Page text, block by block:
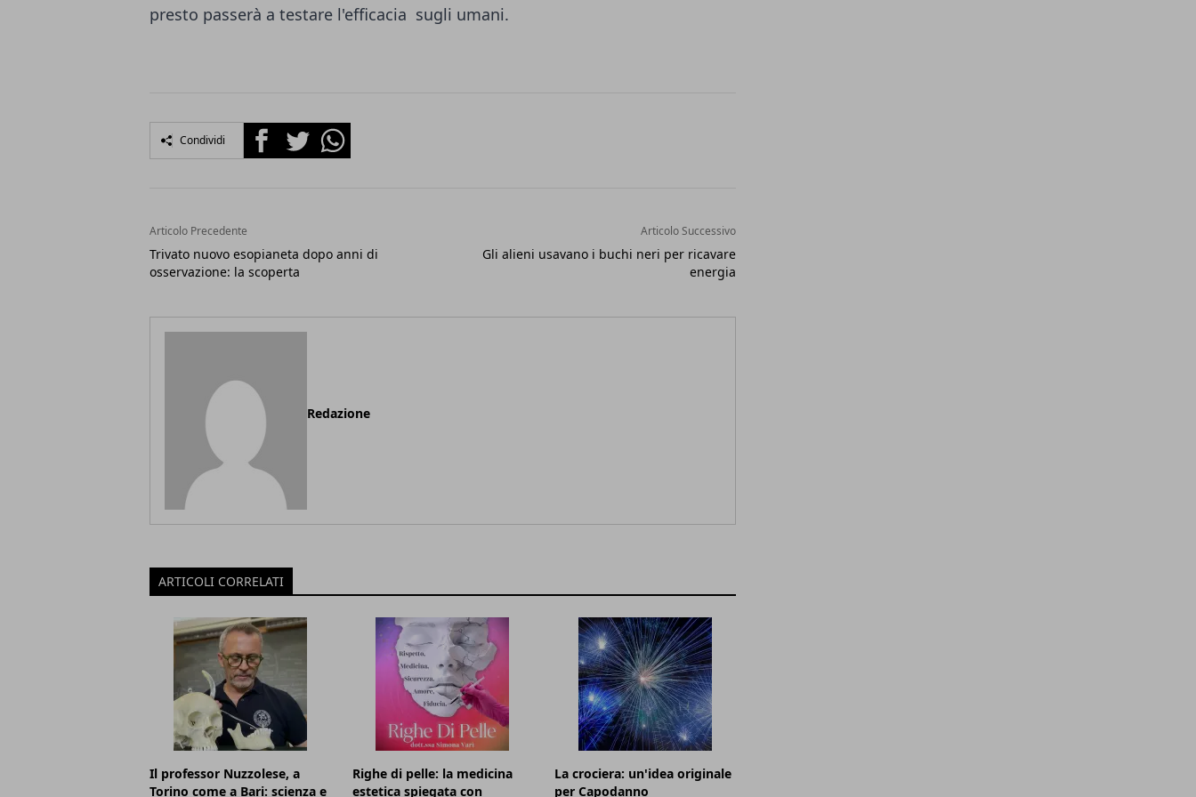
presto passerà a testare l'efficacia sugli umani.
Condividi FacebookTwitterWhatsapp
Articolo Precedente
Trivato nuovo esopianeta dopo anni di
osservazione: la scoperta
Articolo Successivo
Gli alieni usavano i buchi neri per ricavare
energia
Redazione
ARTICOLI CORRELATI
Il professor Nuzzolese, a
Torino come a Bari: scienza e
Righe di pelle: la medicina
estetica spiegata con
La crociera: un'idea originale
per Capodanno